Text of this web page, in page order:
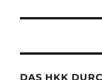
DAS HKK